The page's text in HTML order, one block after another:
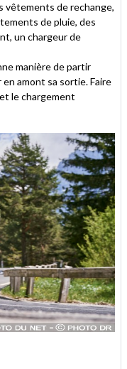
vêtements de rechange,
de pluie, des
un chargeur de
manière de partir
amont sa sortie. Faire
le chargement